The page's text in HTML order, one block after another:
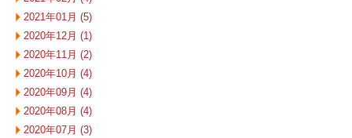
2021年01月 (5)
2020年12月 (1)
2020年11月 (2)
2020年10月 (4)
2020年09月 (4)
2020年08月 (4)
2020年07月 (3)